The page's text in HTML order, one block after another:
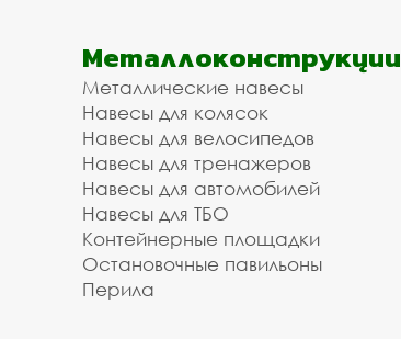
Металлоконструкции
Металлические навесы
Навесы для колясок
Навесы для велосипедов
Навесы для тренажеров
Навесы для автомобилей
Навесы для ТБО
Контейнерные площадки
Остановочные павильоны
Перила